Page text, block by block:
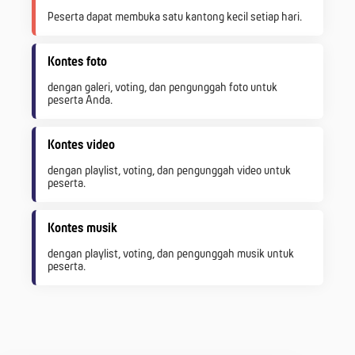
Peserta dapat membuka satu kantong kecil setiap hari.
Kontes foto
dengan galeri, voting, dan pengunggah foto untuk
peserta Anda.
Kontes video
dengan playlist, voting, dan pengunggah video untuk
peserta.
Kontes musik
dengan playlist, voting, dan pengunggah musik untuk
peserta.